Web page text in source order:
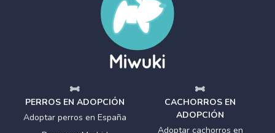
PERROS EN ADOPCIÓN
Adoptar perros en España
CACHORROS EN
ADOPCIÓN
Adoptar cachorros en